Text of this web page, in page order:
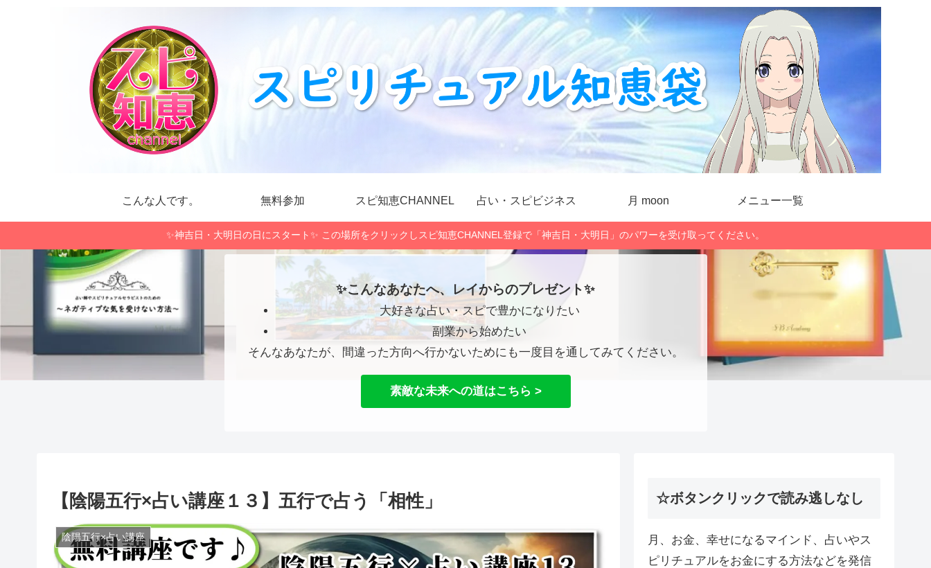
こんな人です。 無料参加 スピ知恵CHANNEL 占い・スピビジネス 月 moon メニュー一覧
✨神吉日・大明日の日にスタート✨ この場所をクリックしスピ知恵CHANNEL登録で「神吉日・大明日」のパワーを受け取ってください。
✨こんなあなたへ、レイからのプレゼント✨
大好きな占い・スピで豊かになりたい
副業から始めたい
そんなあなたが、間違った方向へ行かないためにも一度目を通してみてください。
素敵な未来への道はこちら >
【陰陽五行×占い講座１３】五行で占う「相性」
陰陽五行×占い講座
☆ボタンクリックで読み逃しなし
月、お金、幸せになるマインド、占いやス
ピリチュアルをお金にする方法などを発信